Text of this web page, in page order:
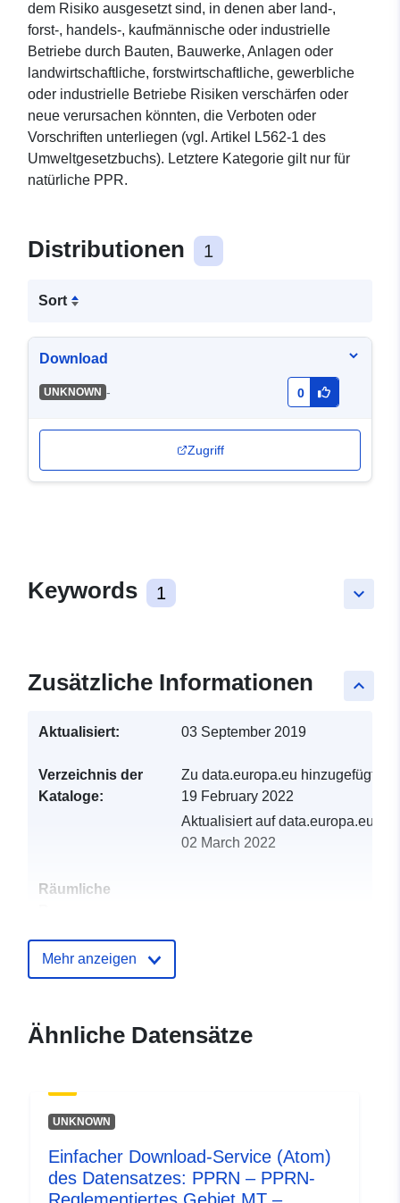
dem Risiko ausgesetzt sind, in denen aber land-,
forst-, handels-, kaufmännische oder industrielle
Betriebe durch Bauten, Bauwerke, Anlagen oder
landwirtschaftliche, forstwirtschaftliche, gewerbliche
oder industrielle Betriebe Risiken verschärfen oder
neue verursachen könnten, die Verboten oder
Vorschriften unterliegen (vgl. Artikel L562-1 des
Umweltgesetzbuchs). Letztere Kategorie gilt nur für
natürliche PPR.
Distributionen 1
Sort
Download
UNKNOWN - 0
Zugriff
keyboard_arrow_down
Keywords 1
keyboard_arrow_up
Zusätzliche Informationen
Aktualisiert: 03 September 2019
Verzeichnis der
Kataloge:
Zu data.europa.eu hinzugefügt:
19 February 2022
Aktualisiert auf data.europa.eu:
02 March 2022
Räumliche
Identifikatoren:
d867-4b9e-870d-
49dc-86e8-93759121d80d
Typ: Ressource:
Mehr anzeigen
Ähnliche Datensätze
UNKNOWN
Einfacher Download-Service (Atom)
des Datensatzes: PPRN – PPRN-